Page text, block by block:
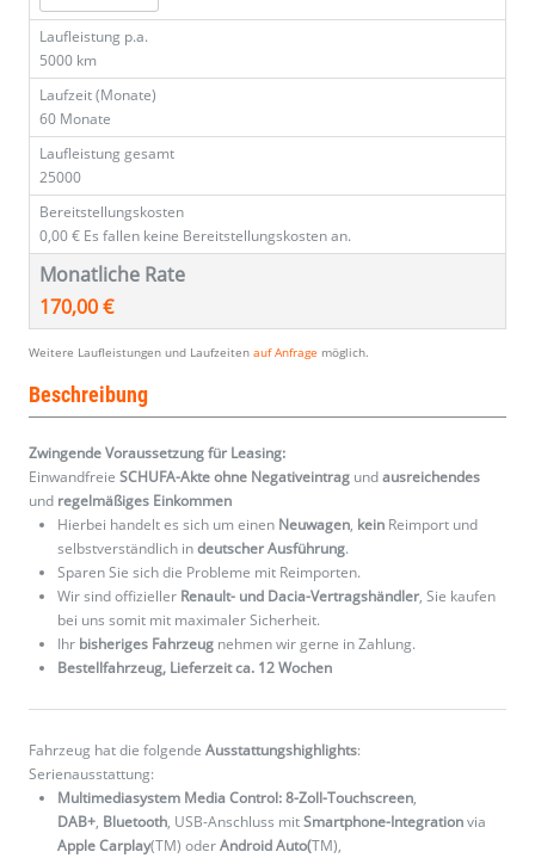
Laufleistung p.a.
5000 km
Laufzeit (Monate)
60 Monate
Laufleistung gesamt
25000
Bereitstellungskosten
0,00 € Es fallen keine Bereitstellungskosten an.
Monatliche Rate
170,00 €
Weitere Laufleistungen und Laufzeiten auf Anfrage möglich.
Beschreibung
Zwingende Voraussetzung für Leasing:
Einwandfreie SCHUFA-Akte ohne Negativeintrag undausreichendes
und regelmäßiges Einkommen
Hierbei handelt es sich um einen Neuwagen, kein Reimport und
selbstverständlich indeutscher Ausführung.
Sparen Sie sich die Probleme mit Reimporten.
Wir sind offizieller Renault- und Dacia-Vertragshändler, Sie kaufen
bei uns somit mit maximaler Sicherheit.
Ihr bisheriges Fahrzeug nehmen wir gerne in Zahlung.
Bestellfahrzeug, Lieferzeit ca. 12 Wochen
Fahrzeug hat die folgende Ausstattungshighlights:
Serienausstattung:
Multimediasystem Media Control: 8-Zoll-Touchscreen,
DAB+, Bluetooth, USB-Anschluss mitSmartphone-Integrationvia
Apple Carplay(TM) oderAndroid Auto(TM),